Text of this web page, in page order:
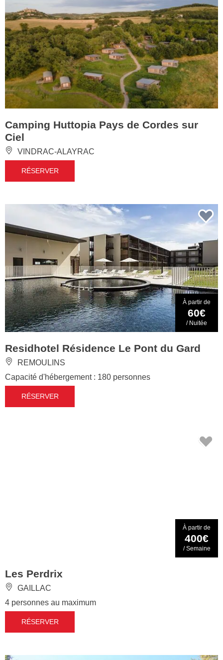
Camping Huttopia Pays de Cordes sur
Ciel
VINDRAC-ALAYRAC
RÉSERVER
À partir de
60€
/ Nuitée
Residhotel Résidence Le Pont du Gard
REMOULINS
Capacité d'hébergement : 180 personnes
RÉSERVER
À partir de
400€
/ Semaine
Les Perdrix
GAILLAC
4 personnes au maximum
RÉSERVER